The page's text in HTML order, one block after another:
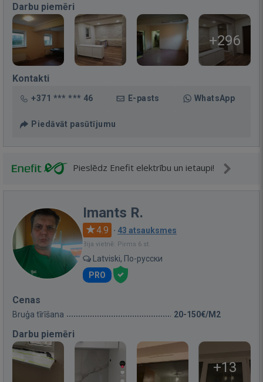
Darbu piemēri
+296
Kontakti
+371 *** *** 46 E-pasts WhatsApp
Piedāvāt pasūtījumu
Pieslēdz Enefit elektrību un ietaupi!
Imants R.
4.9 · 43 atsauksmes
Bija vietnē: Pirms 6 st.
Latviski, По-русски
PRO
Cenas
Bruģa tīrīšana 20-150€/M2
Darbu piemēri
+13